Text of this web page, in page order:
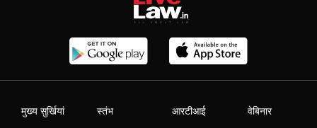
मुख्य सुर्खियां स्तंभ आरटीआई वेबिनार